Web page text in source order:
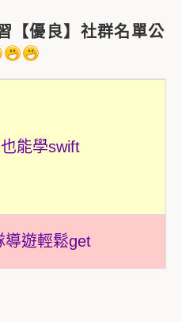
【優良】社群名單公
能學swift
導遊輕鬆get